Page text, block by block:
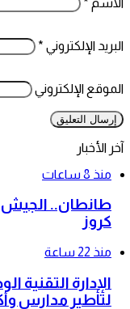
البريد الإلكتروني *
الموقع الإلكتروني
آخر الأخبار
منذ 8 ساعات
طانطان.. الجيش
كروز
منذ 22 ساعة
الإدارة التقنية
لتأطير مدارس